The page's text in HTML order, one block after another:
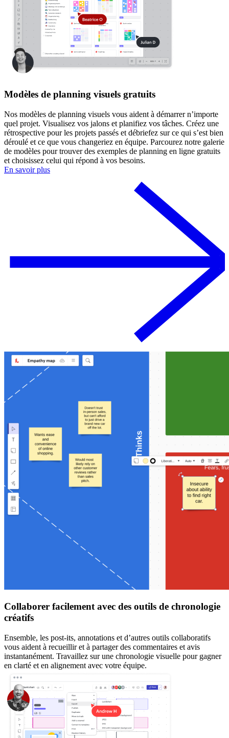
Modèles de planning visuels gratuits
Nos modèles de planning visuels vous aident à démarrer n’importe
quel projet. Visualisez vos jalons et planifiez vos tâches. Créez une
rétrospective pour les projets passés et débriefez sur ce qui s’est bien
déroulé et ce que vous changeriez en équipe. Parcourez notre galerie
de modèles pour trouver des exemples de planning en ligne gratuits
et choisissez celui qui répond à vos besoins.
En savoir plus
Collaborer facilement avec des outils de chronologie
créatifs
Ensemble, les post-its, annotations et d’autres outils collaboratifs
vous aident à recueillir et à partager des commentaires et avis
instantanément. Travaillez sur une chronologie visuelle pour gagner
en clarté et en alignement avec votre équipe.